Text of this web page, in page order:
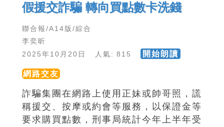
假援交詐騙 轉向買點數卡洗錢
聯合報/A14版/綜合
李奕昕
2025年10月20日 人氣: 815
開始朗讀
網路交友
詐騙集團在網路上使用正妹或帥哥照，謊
稱援交、按摩或約會等服務，以保證金等
要求購買點數，刑事局統計今年上半年受